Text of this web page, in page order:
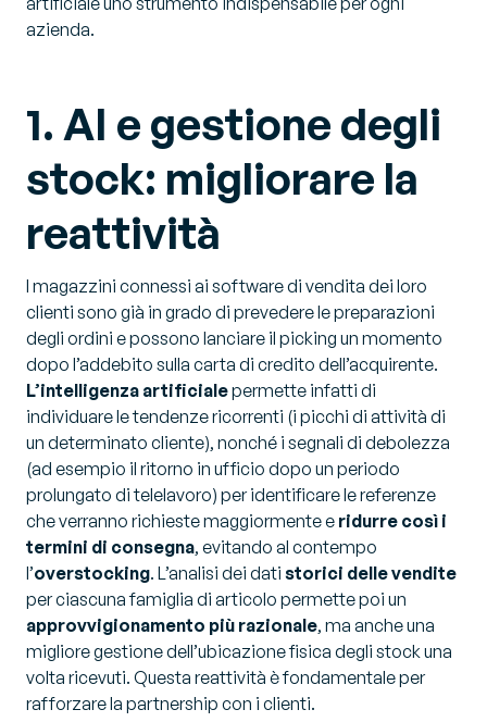
azienda.
1. AI e gestione degli
stock: migliorare la
reattività
I magazzini connessi ai software di vendita dei loro
clienti sono già in grado di prevedere le preparazioni
degli ordini e possono lanciare il picking un momento
dopo l’addebito sulla carta di credito dell’acquirente.
L’intelligenza artificialepermette infatti di
individuare le tendenze ricorrenti (i picchi di attività di
un determinato cliente), nonché i segnali di debolezza
(ad esempio il ritorno in ufficio dopo un periodo
prolungato di telelavoro) per identificare le referenze
che verranno richieste maggiormente e ridurre così i
termini di consegna, evitando al contempo
l’overstocking. L’analisi dei dati storici delle vendite
per ciascuna famiglia di articolo permette poi un
approvvigionamento più razionale, ma anche una
migliore gestione dell’ubicazione fisica degli stock una
volta ricevuti. Questa reattività è fondamentale per
rafforzare la partnership con i clienti.